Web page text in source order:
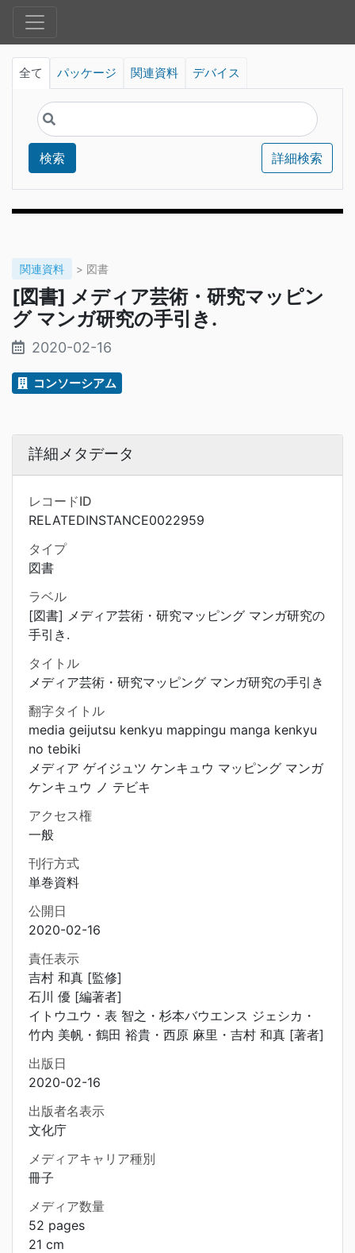
全て パッケージ 関連資料 デバイス
検索 詳細検索
関連資料 > 図書
[図書] メディア芸術・研究マッピン
グ マンガ研究の手引き.
2020-02-16
コンソーシアム
詳細メタデータ
レコードID
RELATEDINSTANCE0022959
タイプ
図書
ラベル
[図書] メディア芸術・研究マッピング マンガ研究の
手引き.
タイトル
メディア芸術・研究マッピング マンガ研究の手引き
翻字タイトル
media geijutsu kenkyu mappingu manga kenkyu
no tebiki
メディア ゲイジュツ ケンキュウ マッピング マンガ
ケンキュウ ノ テビキ
アクセス権
一般
刊行方式
単巻資料
公開日
2020-02-16
責任表示
吉村 和真 [監修]
石川 優 [編著者]
イトウユウ・表 智之・杉本バウエンス ジェシカ・
竹内 美帆・鶴田 裕貴・西原 麻里・吉村 和真 [著者]
出版日
2020-02-16
出版者名表示
文化庁
メディアキャリア種別
冊子
メディア数量
52 pages
21 cm